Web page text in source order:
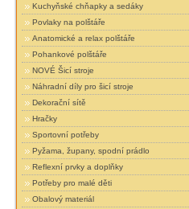
Kuchyňské chňapky a sedáky
Povlaky na polštáře
Anatomické a relax polštáře
Pohankové polštáře
NOVÉ Šicí stroje
Náhradní díly pro šicí stroje
Dekorační sítě
Hračky
Sportovní potřeby
Pyžama, župany, spodní prádlo
Reflexní prvky a doplňky
Potřeby pro malé děti
Obalový materiál